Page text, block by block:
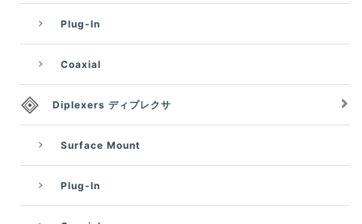
Plug-In
Coaxial
Diplexers ディプレクサ
Surface Mount
Plug-In